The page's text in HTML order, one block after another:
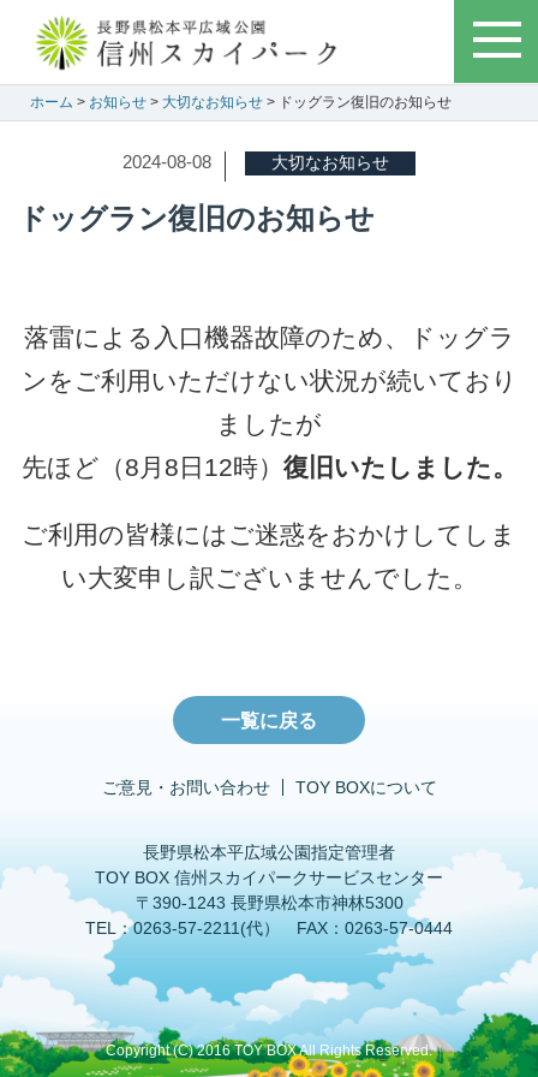
ホーム > お知らせ > 大切なお知らせ > ドッグラン復旧のお知らせ
2024-08-08 大切なお知らせ
ドッグラン復旧のお知らせ
落雷による入口機器故障のため、ドッグラ
ンをご利用いただけない状況が続いており
ましたが
先ほど（8月8日12時） 復旧いたしました。
ご利用の皆様にはご迷惑をおかけしてしま
い大変申し訳ございませんでした。
一覧に戻る
ご意見・お問い合わせ TOY BOXについて
長野県松本平広域公園指定管理者
TOY BOX 信州スカイパークサービスセンター
〒390-1243 長野県松本市神林5300
TEL：0263-57-2211(代） FAX：0263-57-0444
Copyright (C) 2016 TOY BOX All Rights Reserved.